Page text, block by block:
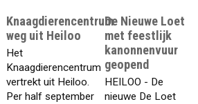
Knaagdierencentrum
weg uit Heiloo
Het
Knaagdierencentrum
vertrekt uit Heiloo.
Per half september
De Nieuwe Loet
met feestlijk
kanonnenvuur
geopend
HEILOO - De
nieuwe De Loet